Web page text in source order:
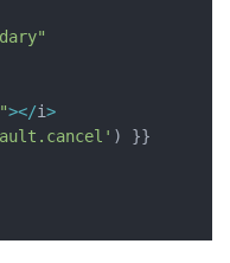
></i>
) }}